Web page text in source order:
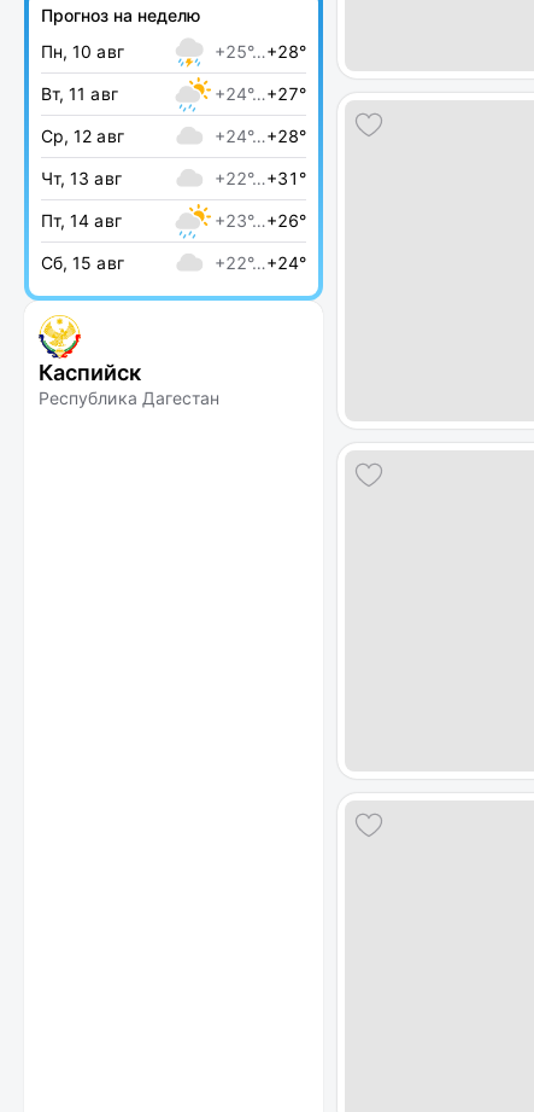
Прогноз на неделю
Пн, 10 авг
+25°…+28°
Вт, 11 авг +24°…+27°
Ср, 12 авг +24°…+28°
Чт, 13 авг +22°…+31°
Пт, 14 авг +23°…+26°
Сб, 15 авг +22°…+24°
Каспийск
Республика Дагестан